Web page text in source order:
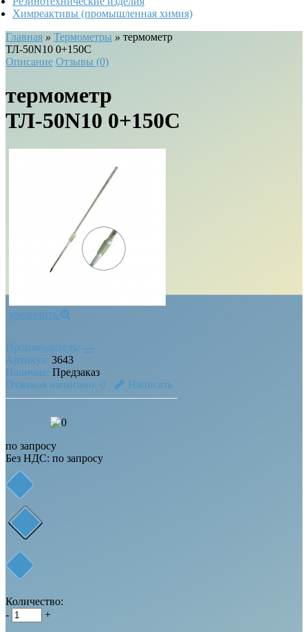
Химреактивы (промышленная химия)
Главная » Термометры » термометр
ТЛ-50N10 0+150С
Описание Отзывы (0)
термометр
ТЛ-50N10 0+150С
увеличить
Производитель: ---
Артикул: 3643
Наличие: Предзаказ
Отзывов написано: 0 Написать
по запросу
Без НДС: по запросу
Количество:
-
+